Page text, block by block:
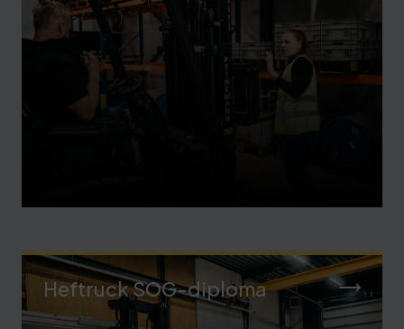
Heftruck SOG-diploma